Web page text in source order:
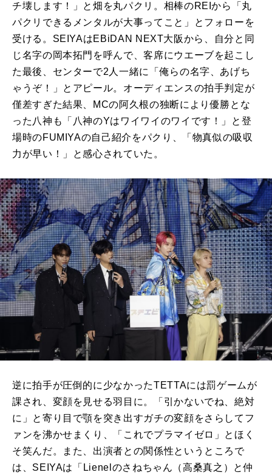
チ壊します！」と畑を丸パクリ。相棒のREIから「丸
パクリできるメンタルが大事ってこと」とフォローを
受ける。 SEIYAはEBiDAN NEXT大阪から、自分と同
じ名字の岡本拓門を呼んで、客席にウエーブを起こし
た最後、センターで2人一緒に「俺らの名字、あげち
ゃうぞ！」とアピール。オーディエンスの拍手判定が
僅差すぎた結果、
MCの阿久根の独断により優勝とな
った八神も「八神のYはワイワイのワイです！」と登
場時のFUMIYAの自己紹介をパクり、「物真似の吸収
力が早い！」と感心されていた。
逆に拍手が圧倒的に少なかったTETTAには罰ゲームが
課され、変顔を見せる羽目に。「引かないでね、絶対
に」と寄り目で顎を突き出すガチの変顔をさらしてフ
ァンを沸かせまくり、「これでプラマイゼロ」とほく
そ笑んだ。また、出演者との関係性というところで
は、 SEIYAは「 Lienel のさねちゃん（高桑真之）と仲